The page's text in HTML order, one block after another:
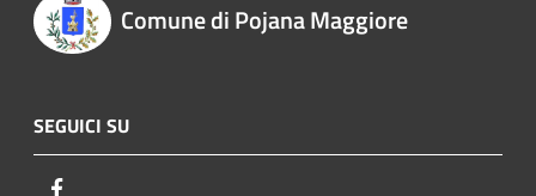
Comune di Pojana Maggiore
SEGUICI SU